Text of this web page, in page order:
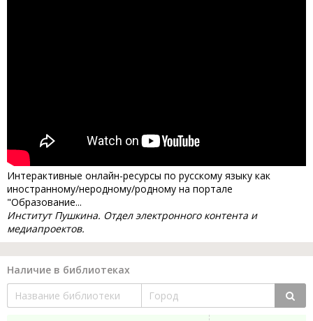
Интерактивные онлайн-ресурсы по русскому языку как
иностранному/неродному/родному на портале
"Образование...
Институт Пушкина. Отдел электронного контента и
медиапроектов.
Наличие в библиотеках